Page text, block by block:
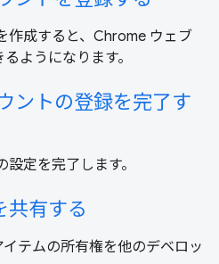
作成すると、Chrome ウェブ
ようになります。
ントの登録を完了す
定を完了します。
共有する
テムの所有権を他のデベロッ